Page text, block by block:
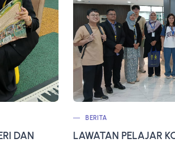
DAN
BERITA
LAWATAN PELAJAR